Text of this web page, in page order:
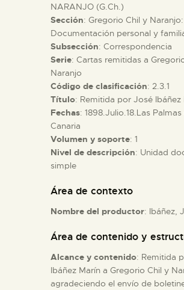
█
EL MUSEO
COLECCIONES
DIDÁCTICA
ESPAÑOL
NARANJO (G.Ch.)
Sección: Gregorio Chil y Naranjo:
Documentación personal y
Subsección: Correspondencia
Serie: Cartas remitidas a
Naranjo
Código de clasificación: 2.3.1
Título: Remitida por José Ibáñez
Fechas: 1898.Julio.18.Las
Canaria
Volumen y soporte: 1
Nivel de descripción: Unidad
simple
Área de contexto
Nombre del productor: Ibáñez,
Área de contenido y
Alcance y contenido: Remitida
Ibáñez Marín a Gregorio Chil y
agradeciendo el envío de